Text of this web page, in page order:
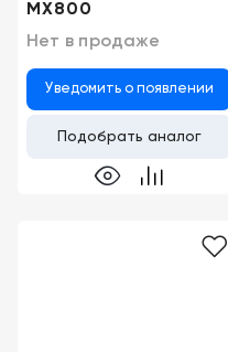
MX800
Нет в продаже
Уведомить о появлении
Подобрать аналог